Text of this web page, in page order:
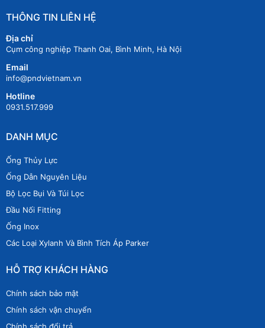
THÔNG TIN LIÊN HỆ
Địa chỉ
Cụm công nghiệp Thanh Oai, Bình Minh, Hà Nội
Email
info@pndvietnam.vn
Hotline
0931.517.999
DANH MỤC
Ống Thủy Lực
Ống Dẫn Nguyên Liệu
Bộ Lọc Bụi Và Túi Lọc
Đầu Nối Fitting
Ống Inox
Các Loại Xylanh Và Bình Tích Áp Parker
HỖ TRỢ KHÁCH HÀNG
Chính sách bảo mật
Chính sách vận chuyển
Chính sách đổi trả